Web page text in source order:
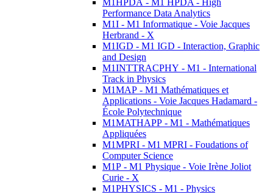
M1HPDA - M1 HPDA - High
Performance Data Analytics
M1I - M1 Informatique - Voie Jacques
Herbrand - X
M1IGD - M1 IGD - Interaction, Graphic
and Design
M1INTTRACPHY - M1 - International
Track in Physics
M1MAP - M1 Mathématiques et
Applications - Voie Jacques Hadamard -
École Polytechnique
M1MATHAPP - M1 - Mathématiques
Appliquées
M1MPRI - M1 MPRI - Foudations of
Computer Science
M1P - M1 Physique - Voie Irène Joliot
Curie - X
M1PHYSICS - M1 - Physics